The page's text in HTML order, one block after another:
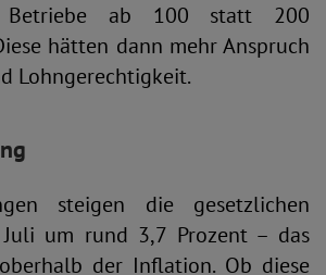
Betriebe ab 100 statt 200
hätten dann mehr Anspruch
Lohngerechtigkeit.
steigen die gesetzlichen
um rund 3,7 Prozent – das
der Inflation. Ob diese